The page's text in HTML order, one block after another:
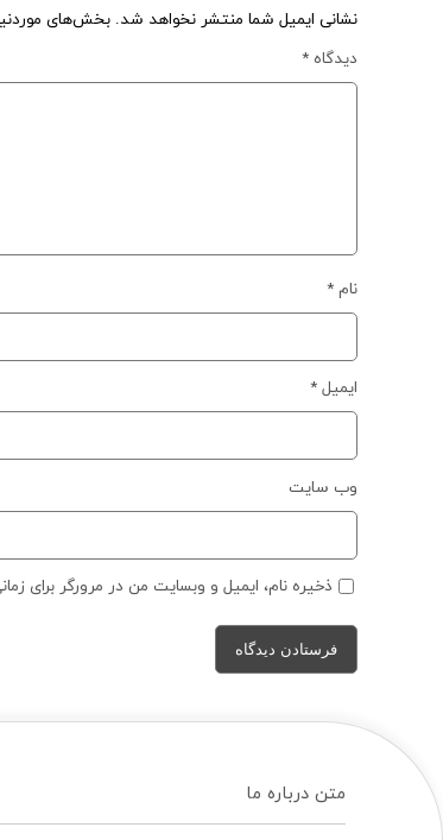
نشانی ایمیل شما منتشر نخواهد شد. بخش‌های
دیدگاه *
نام *
ایمیل *
وب‌ سایت
ذخیره نام، ایمیل و وبسایت من در مرورگر برای
متن درباره ما